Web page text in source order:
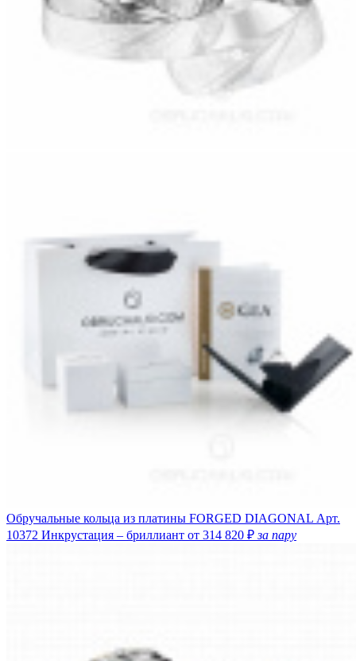
Обручальные кольца из платины FORGED DIAGONAL Арт.
10372 Инкрустация – бриллиант от 314 820 ₽за пару